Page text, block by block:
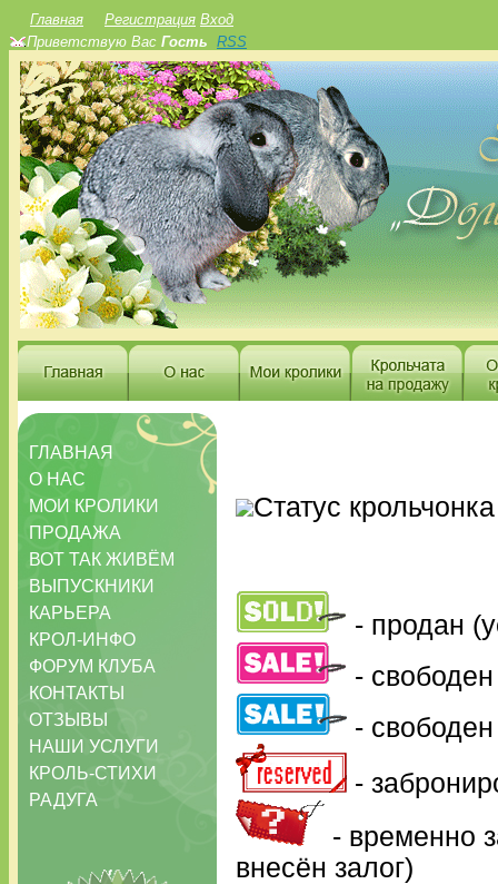
Главная Регистрация Вход
Приветствую Вас Гость RSS
ГЛАВНАЯ
О НАС
МОИ КРОЛИКИ
ПРОДАЖА
ВОТ ТАК ЖИВЁМ
ВЫПУСКНИКИ
КАРЬЕРА
КРОЛ-ИНФО
ФОРУМ КЛУБА
КОНТАКТЫ
ОТЗЫВЫ
НАШИ УСЛУГИ
КРОЛЬ-СТИХИ
РАДУГА
Статус
- продан
-
-
-
- временно
внесён залог)